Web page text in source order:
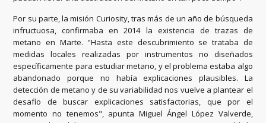
Por su parte, la misión Curiosity, tras más de un año de búsqueda
infructuosa, confirmaba en 2014 la existencia de trazas de
metano en Marte. "Hasta este descubrimiento se trataba de
medidas locales realizadas por instrumentos no diseñados
específicamente para estudiar metano, y el problema estaba algo
abandonado porque no había explicaciones plausibles. La
detección de metano y de su variabilidad nos vuelve a plantear el
desafío de buscar explicaciones satisfactorias, que por el
momento no tenemos", apunta Miguel Ángel López Valverde,